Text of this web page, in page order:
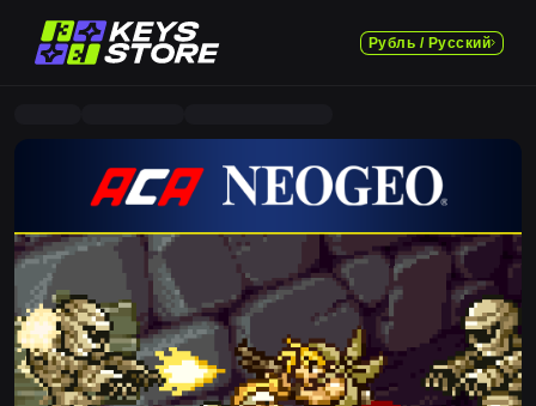
Рубль / Русский